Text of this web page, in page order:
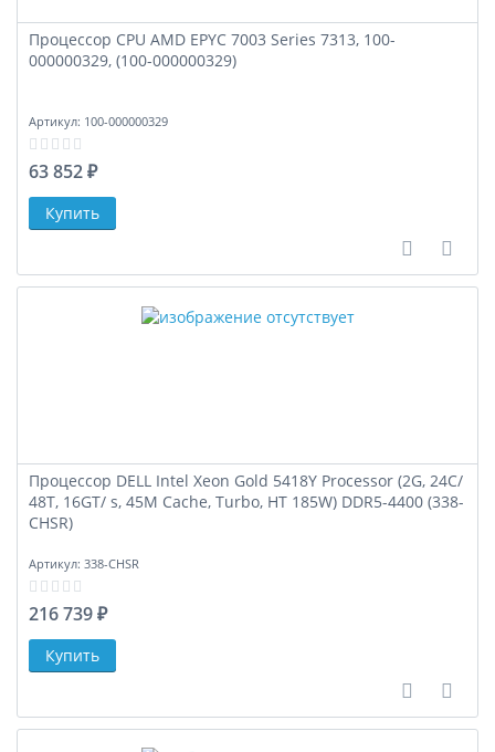
Процессор CPU AMD EPYC 7003 Series 7313, 100-
000000329, (100-000000329)
Артикул: 100-000000329
63 852 ₽
В В
Процессор DELL Intel Xeon Gold 5418Y Processor (2G, 24C/
48T, 16GT/ s, 45M Cache, Turbo, HT 185W) DDR5-4400 (338-
CHSR)
Артикул: 338-CHSR
216 739 ₽
В В